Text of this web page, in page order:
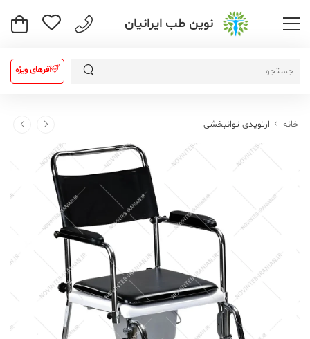
نوین طب ایرانیان
آفرهای ویژه
خانه ارتوپدی توانبخشی